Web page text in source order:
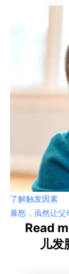
了解触发因素
暴怒，虽然让父
Read
儿发